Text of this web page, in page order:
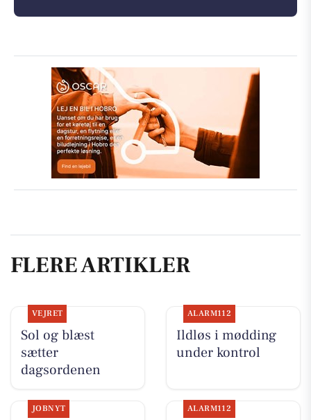
FLERE ARTIKLER
VEJRET
Sol og blæst
sætter
dagsordenen
ALARM112
Ildløs i mødding
under kontrol
JOBNYT ALARM112